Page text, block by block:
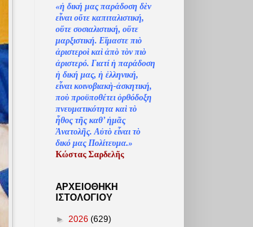
«ἡ δική μας παράδοση δὲν
εἶναι οὔτε καπιταλιστική,
οὔτε σοσιαλιστική, οὔτε
μαρξιστική. Εἴμαστε πιὸ
ἀριστεροὶ καὶ ἀπὸ τὸν πιὸ
ἀριστερό. Γιατίἡ παράδοση
ἡ δική μας, ἡ ἑλληνική,
εἶναι κοινοβιακὴ-ἀσκητική,
ποὺ προϋποθέτει ὀρθόδοξη
πνευματικότητα καὶ τὸ
ἦθος τῆς καθ’ἠμᾶς
Ἀνατολῆς. Αὐτὸ εἶναι τὸ
δικό μας Πολίτευμα.»
Κώστας Σαρδελῆς
ΑΡΧΕΙΟΘΗΚΗ
ΙΣΤΟΛΟΓΙΟΥ
► 2026 (629)